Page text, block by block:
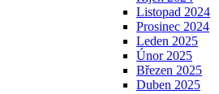
Listopad 2024
Prosinec 2024
Leden 2025
Únor 2025
Březen 2025
Duben 2025